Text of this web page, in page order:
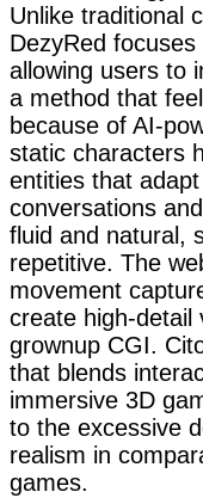
Unlike traditional
DezyRed
allowing users to
a method that
because of AI-
static characters
entities that
conversations
fluid and natural,
repetitive. The
movement
create high-detail
grownup CGI.
that blends
immersive 3D
to the excessive
realism in
games.